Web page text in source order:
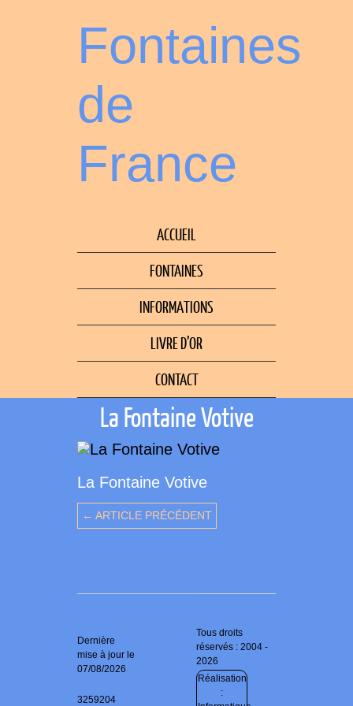
Fontaines
de
France
ACCUEIL
FONTAINES
INFORMATIONS
LIVRE D’OR
CONTACT
La Fontaine Votive
La Fontaine Votive
← ARTICLE PRÉCÉDENT
Dernière
mise à jour le
07/08/2026
3259204
Tous droits
réservés : 2004 -
2026
Réalisation
: